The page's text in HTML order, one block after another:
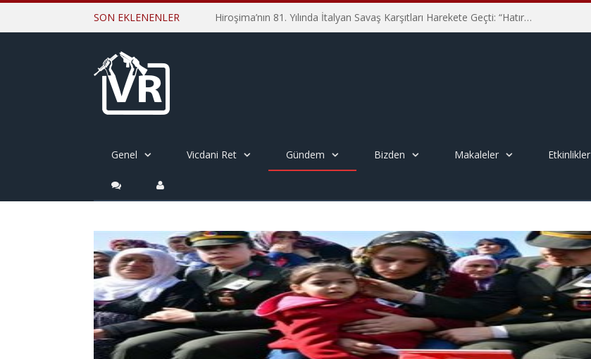
SON EKLENENLER Hiroşima’nın 81. Yılında İtalyan Savaş Karşıtları Harekete Geçti: “Hatırlamak yeterli değil”
Genel Vicdani Ret Gündem Bizden Makaleler Etkinlikler